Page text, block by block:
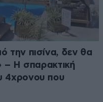
την πισίνα, δεν θα
– Η σπαρακτική
4χρονου που